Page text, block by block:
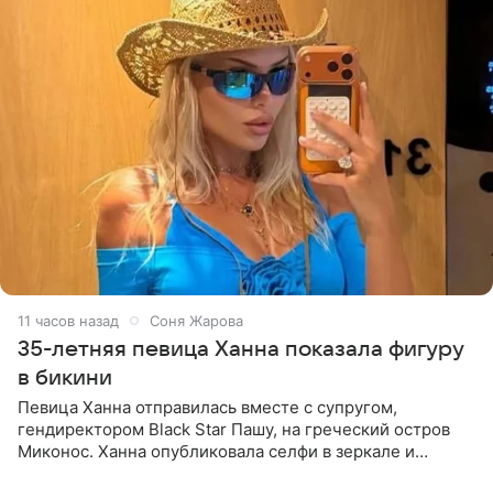
11 часов назад Соня Жарова
35-летняя певица Ханна показала фигуру
в бикини
Певица Ханна отправилась вместе с супругом,
гендиректором Black Star Пашу, на греческий остров
Миконос. Ханна опубликовала селфи в зеркале и